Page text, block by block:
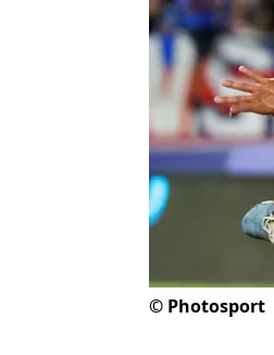
© Photosport